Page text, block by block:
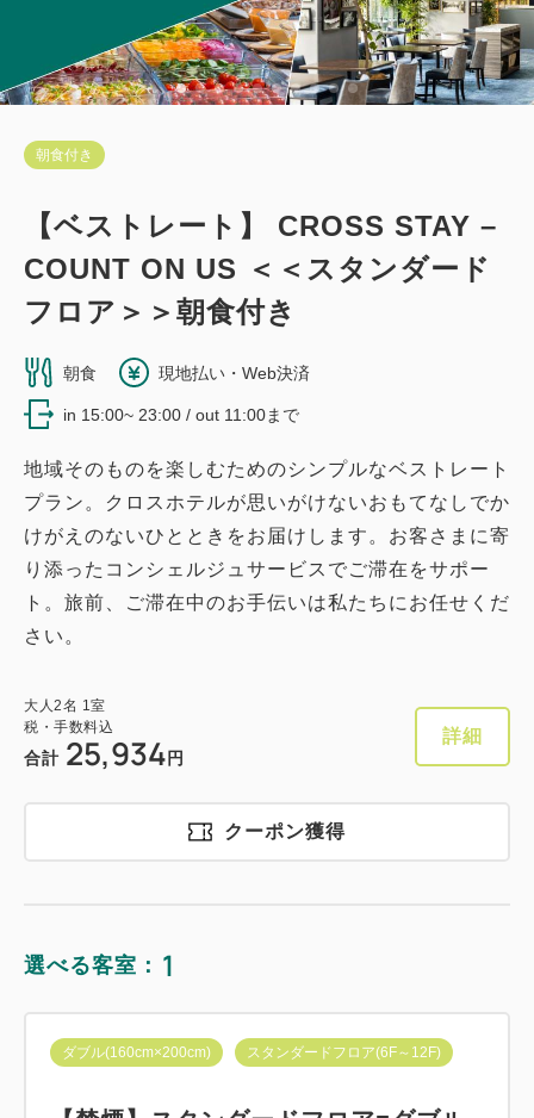
朝食付き
【ベストレート】 CROSS STAY –
COUNT ON US ＜＜スタンダード
フロア＞＞朝食付き
朝食 現地払い・Web決済
in 15:00~ 23:00 / out 11:00まで
地域そのものを楽しむためのシンプルなベストレート
プラン。クロスホテルが思いがけないおもてなしでか
けがえのないひとときをお届けします。お客さまに寄
り添ったコンシェルジュサービスでご滞在をサポー
ト。旅前、ご滞在中のお手伝いは私たちにお任せくだ
さい。
大人2名 1室
税・手数料込
合計 25,934 円
詳細
クーポン獲得
選べる客室： 1
ダブル(160cm×200cm) スタンダードフロア(6F～12F)